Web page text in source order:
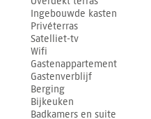
Ingebouwde kasten
Privéterras
Satelliet-tv
Wifi
Gastenappartement
Gastenverblijf
Berging
Bijkeuken
Badkamers en suite